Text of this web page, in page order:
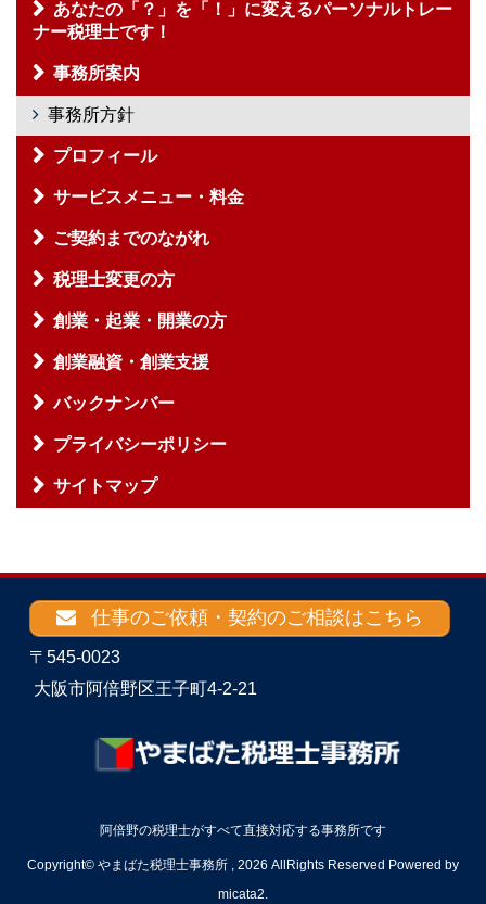
あなたの「？」を「！」に変えるパーソナルトレー
ナー税理士です！
事務所案内
事務所方針
プロフィール
サービスメニュー・料金
ご契約までのながれ
税理士変更の方
創業・起業・開業の方
創業融資・創業支援
バックナンバー
プライバシーポリシー
サイトマップ
仕事のご依頼・契約のご相談はこちら
〒545-0023
大阪市阿倍野区王子町4-2-21
阿倍野の税理士がすべて直接対応する事務所です
Copyright© やまばた税理士事務所 , 2026 AllRights Reserved Powered by
micata2.